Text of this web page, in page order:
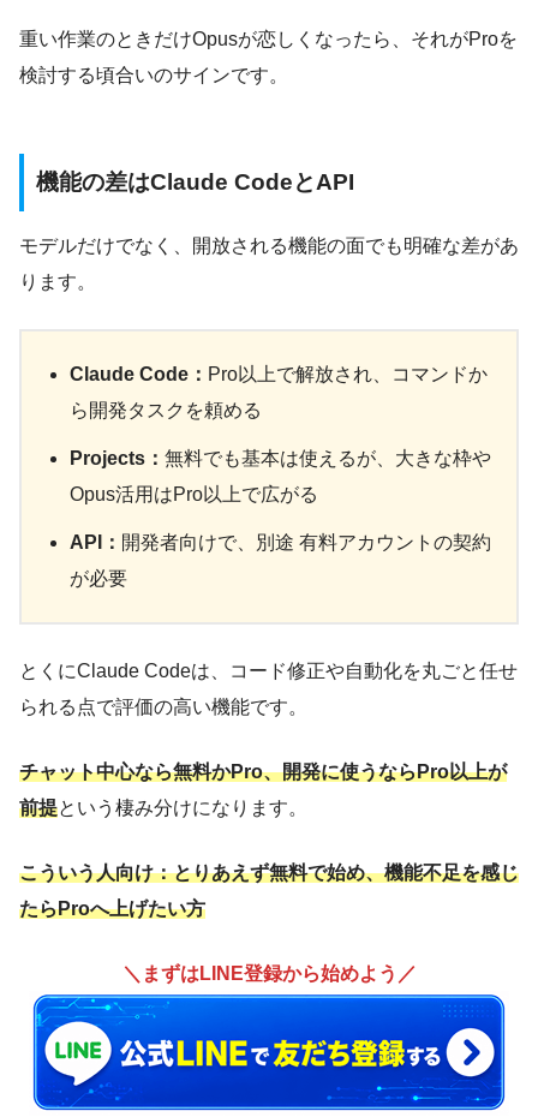
重い作業のときだけOpusが恋しくなったら、それがProを
検討する頃合いのサインです。
機能の差はClaude CodeとAPI
モデルだけでなく、開放される機能の面でも明確な差があ
ります。
Claude Code： Pro以上で解放され、コマンドか
ら開発タスクを頼める
Projects： 無料でも基本は使えるが、大きな枠や
Opus活用はPro以上で広がる
API： 開発者向けで、別途 有料アカウントの契約
が必要
とくにClaude Codeは、コード修正や自動化を丸ごと任せ
られる点で評価の高い機能です。
チャット中心なら無料かPro、開発に使うならPro以上が
前提という棲み分けになります。
こういう人向け：とりあえず無料で始め、機能不足を感じ
たらProへ上げたい方
＼まずはLINE登録から始めよう／